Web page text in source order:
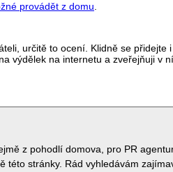
provádět z domu
určitě to ocení. Klidně se přidejte
výdělek na internetu a zveřejňuji v
z pohodlí domova, pro PR
stránky. Rád vyhledávám